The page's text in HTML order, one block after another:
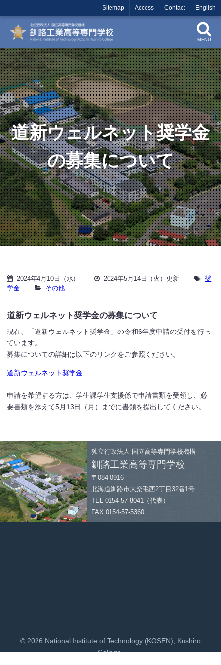
Sitemap Access Contact English
MENU
道新ウェルネット奨学金
の募集について
2024年4月10日（水） 2024年5月14日（火）更新
奨
学金
その他
道新ウェルネット奨学金の募集について
現在、「道新ウェルネット奨学金」の令和6年度申請の受付を行っ
ています。
募集についての詳細は以下のリンクをご参照ください。
道新ウェルネット奨学金
申請を希望する方は、学生課学生支援係で申請書類を受領し、必
要書類を添えて5月13日（月）までに書類を提出してください。
独立行政法人 国立高等専門学校機構
釧路工業高等専門学校
〒084-0916
北海道釧路市大楽毛西2丁目32番1号
TEL 0154-57-8041（代表）
FAX 0154-57-5360
© 2026 National Institute of Technology (KOSEN), Kushiro
College.